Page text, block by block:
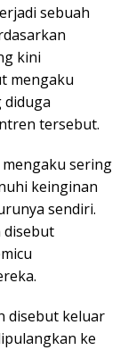
sebuah
kini
mengaku
diduga
tersebut.
sering
keinginan
sendiri.
disebut
disebut keluar
ke